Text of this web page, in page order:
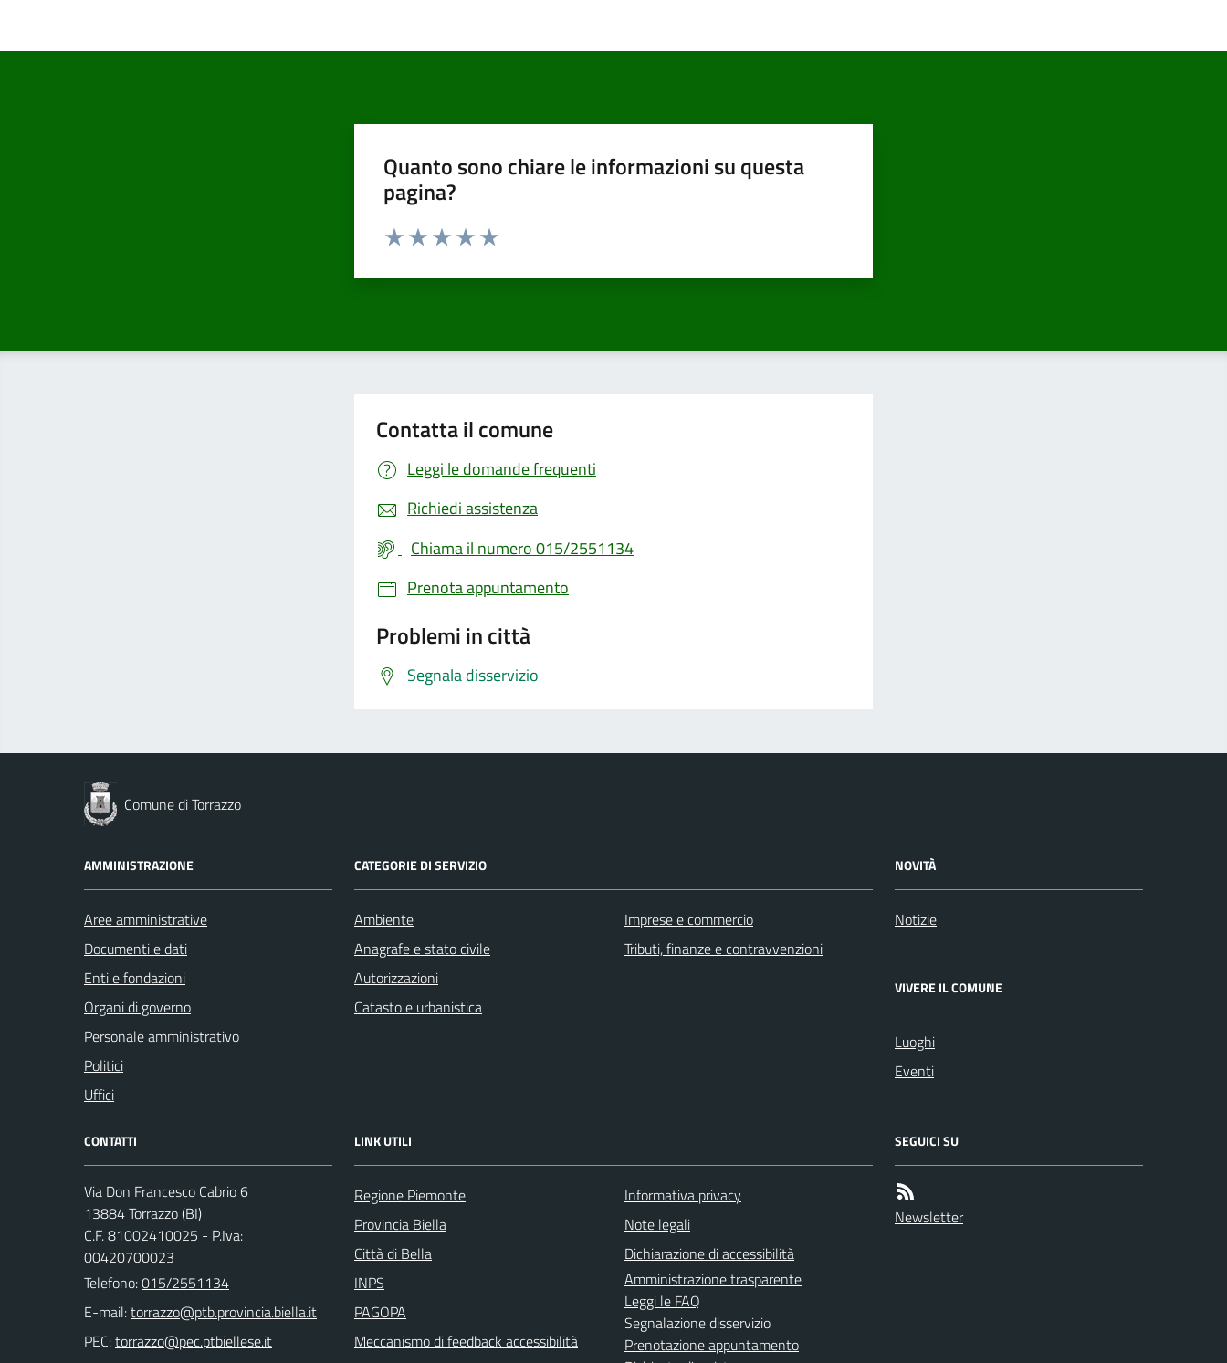
Quanto sono chiare le informazioni su questa
pagina?
Valuta da 1 a 5 stelle la pagina
Contatta il comune
Leggi le domande frequenti
Richiedi assistenza
Chiama il numero 015/2551134
Prenota appuntamento
Problemi in città
Segnala disservizio
Comune di Torrazzo
AMMINISTRAZIONE
Aree amministrative
Documenti e dati
Enti e fondazioni
Organi di governo
Personale amministrativo
Politici
Uffici
CATEGORIE DI SERVIZIO
Ambiente
Anagrafe e stato civile
Autorizzazioni
Catasto e urbanistica
Imprese e commercio
Tributi, finanze e contravvenzioni
NOVITÀ
Notizie
VIVERE IL COMUNE
Luoghi
Eventi
CONTATTI
Via Don Francesco Cabrio 6
13884 Torrazzo (BI)
C.F. 81002410025 - P.Iva:
00420700023
Telefono:015/2551134
E-mail:
PEC:
LINK UTILI
Regione Piemonte
Provincia Biella
Città di Bella
INPS
PAGOPA
Meccanismo di feedback accessibilità
Informativa privacy
Note legali
Dichiarazione di accessibilità
Amministrazione trasparente
Leggi le FAQ
Segnalazione disservizio
Prenotazione appuntamento
SEGUICI SU
Newsletter